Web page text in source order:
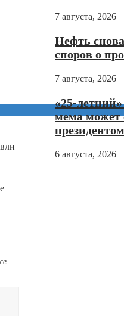
7 августа, 2026
Нефть снова
споров о
7 августа, 2026
«25-
мема может
6 августа, 2026